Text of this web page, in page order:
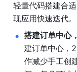
轻量代码搭建合
现应用快速迭代。
搭建订单中心
建订单中心，
作减少手工创